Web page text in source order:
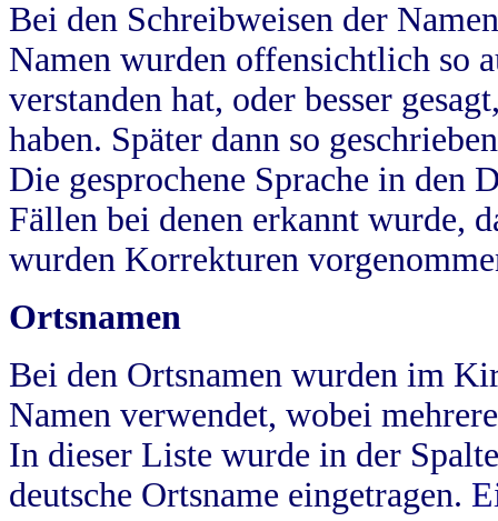
Bei den Schreibweisen der
Namen wurden offensichtlich so
verstanden hat, oder besser
haben. Später dann so
Die gesprochene Sprache in
Fällen bei denen erkannt wurde,
wurden Korrekturen
Ortsnamen
Bei den Ortsnamen wurden im
Namen verwendet, wobei
In dieser Liste wurde in der
deutsche Ortsname eingetragen.